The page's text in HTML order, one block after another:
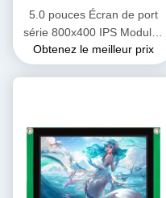
5.0 pouces Écran de port
série 800x400 IPS Modules
LCD TFT Compatible avec
X86
Obtenez le meilleur prix